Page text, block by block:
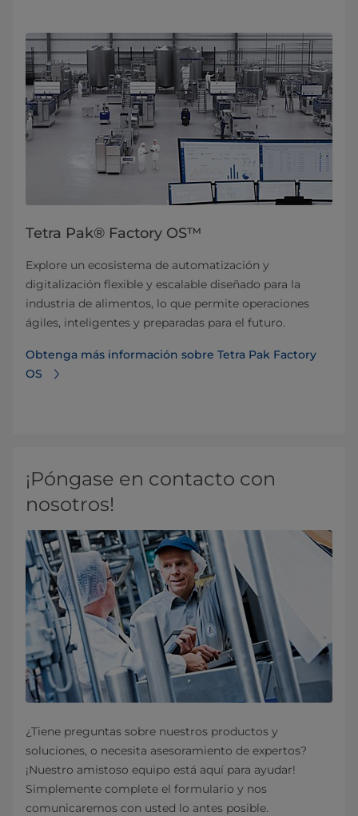
Tetra Pak® Factory OS™
Explore un ecosistema de automatización y
digitalización flexible y escalable diseñado para la
industria de alimentos, lo que permite operaciones
ágiles, inteligentes y preparadas para el futuro.
Obtenga más información sobre Tetra Pak Factory
OS
¡Póngase en contacto con
nosotros!
¿Tiene preguntas sobre nuestros productos y
soluciones, o necesita asesoramiento de expertos?
¡Nuestro amistoso equipo está aquí para ayudar!
Simplemente complete el formulario y nos
comunicaremos con usted lo antes posible.